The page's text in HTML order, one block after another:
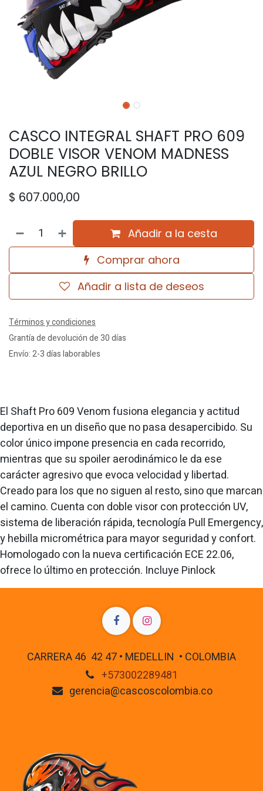
CASCO INTEGRAL SHAFT PRO 609
DOBLE VISOR VENOM MADNESS
AZUL NEGRO BRILLO
$ 607.000,00
Añadir a la cesta
Comprar ahora
Añadir a lista de deseos
Términos y condiciones
Grantía de devolución de 30 días
Envío: 2-3 días laborables
El Shaft Pro 609 Venom fusiona elegancia y actitud
deportiva en un diseño que no pasa desapercibido. Su
color único impone presencia en cada recorrido,
mientras que su spoiler aerodinámico le da ese
carácter agresivo que evoca velocidad y libertad.
Creado para los que no siguen al resto, sino que marcan
el camino. Cuenta con doble visor con protección UV,
sistema de liberación rápida, tecnología Pull Emergency,
y hebilla micrométrica para mayor seguridad y confort.
Homologado con la nueva certificación ECE 22.06,
ofrece lo último en protección. Incluye Pinlock
CARRERA 46 42 47 • MEDELLIN • COLOMBIA
+573002289481
gerencia@cascoscolombia.co